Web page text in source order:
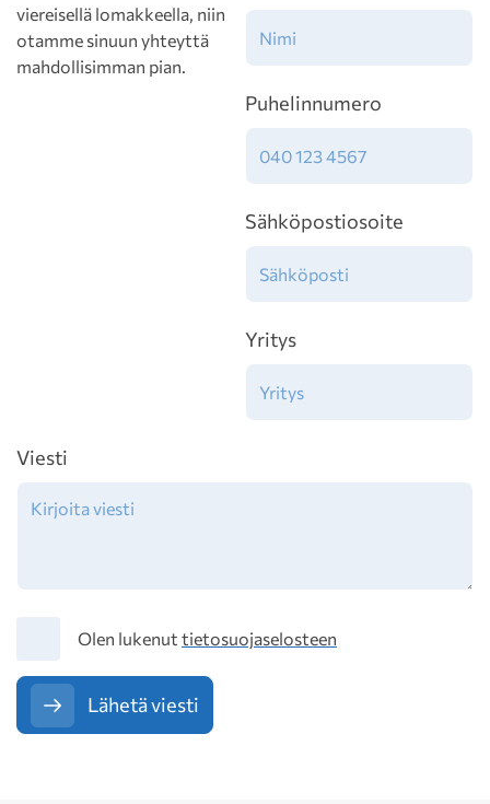
viereisellä lomakkeella, niin
otamme sinuun yhteyttä
mahdollisimman pian.
Puhelinnumero
Sähköpostiosoite
Yritys
Viesti
TietosuojaOlen lukenut tietosuojaselosteen
Lähetä viesti